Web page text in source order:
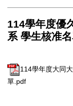
114學年度優
系 學生核准
114學年度大同
單.pdf